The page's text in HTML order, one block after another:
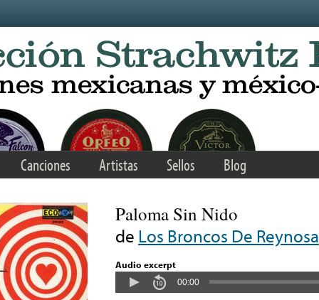
Canciones Artistas Sellos Blog
Paloma Sin Nido
de Los Broncos De Reynosa
Audio excerpt
00:00